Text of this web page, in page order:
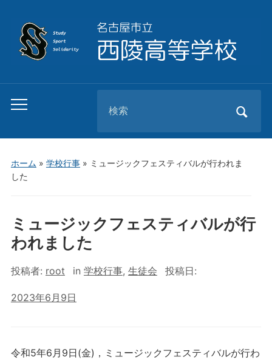
Toggle
menu
for:
ホーム » 学校行事» ミュージックフェスティバルが行われま
した
ミュージックフェスティバルが行
われました
投稿者: root in 学校行事, 生徒会 投稿日:
2023年6月9日
令和5年6月9日(金)，ミュージックフェスティバルが行わ